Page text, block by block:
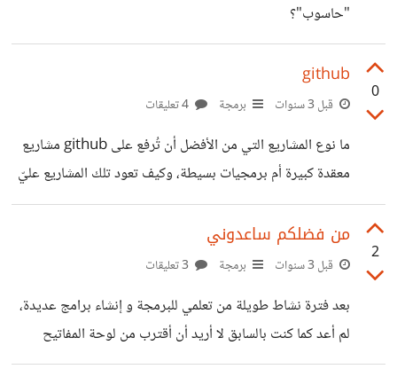
"حاسوب"؟
0
github
قبل 3 سنوات برمجة
ما نوع المشاريع التي من الأفضل أن تُرفع على github مشاريع
معقدة كبيرة أم برمجيات بسيطة، وكيف تعود تلك المشاريع عليّ
بالنفع؟
2
من فضلكم ساعدوني
قبل 3 سنوات برمجة
بعد فترة نشاط طويلة من تعلمي للبرمجة و إنشاء برامج عديدة،
لم أعد كما كنت بالسابق لا أريد أن أقترب من لوحة المفاتيح
لأبرمج أشعر بغراغ كبير بلا سبب سئمت البرمجة فجأة بعد أربع